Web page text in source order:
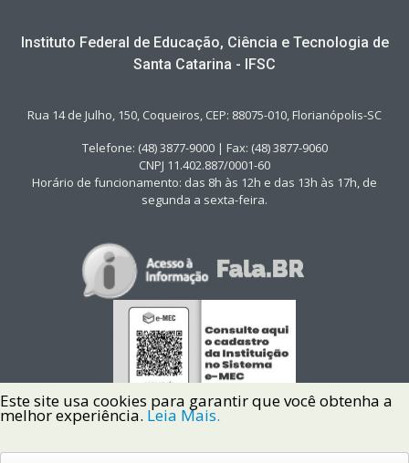
Instituto Federal de Educação, Ciência e Tecnologia de
Santa Catarina - IFSC
Rua 14 de Julho, 150, Coqueiros, CEP: 88075-010, Florianópolis-SC
Telefone: (48) 3877-9000 | Fax: (48) 3877-9060
CNPJ 11.402.887/0001-60
Horário de funcionamento: das 8h às 12h e das 13h às 17h, de
segunda a sexta-feira.
Este site usa cookies para garantir que você obtenha a
melhor experiência. Leia Mais.